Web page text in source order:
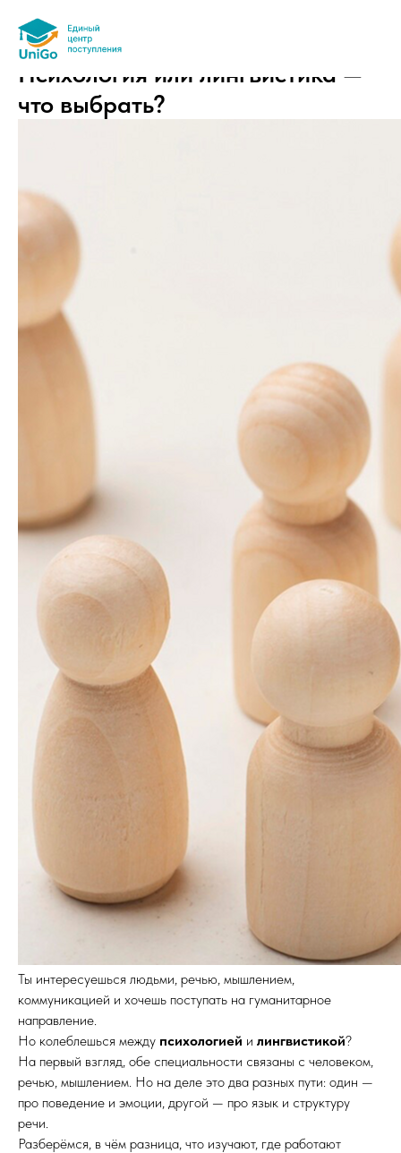
Психология или лингвистика —
что выбрать?
Ты интересуешься людьми, речью, мышлением,
коммуникацией и хочешь поступать на гуманитарное
направление.
Но колеблешься между психологией и лингвистикой?
На первый взгляд, обе специальности связаны с человеком,
речью, мышлением. Но на деле это два разных пути: один —
про поведение и эмоции, другой — про язык и структуру
речи.
Разберёмся, в чём разница, что изучают, где работают